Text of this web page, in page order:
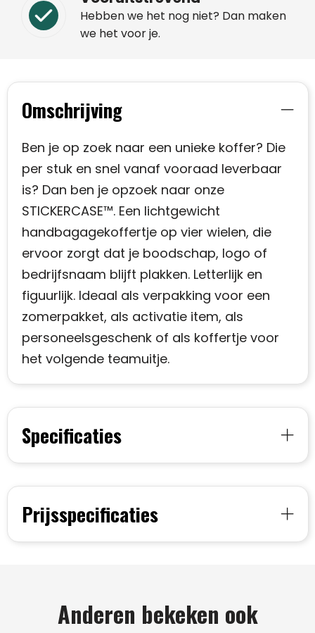
Hebben we het nog niet? Dan maken
we het voor je.
Omschrijving
Ben je op zoek naar een unieke koffer? Die
per stuk en snel vanaf vooraad leverbaar
is? Dan ben je opzoek naar onze
STICKERCASE™. Een lichtgewicht
handbagagekoffertje op vier wielen, die
ervoor zorgt dat je boodschap, logo of
bedrijfsnaam blijft plakken. Letterlijk en
figuurlijk. Ideaal als verpakking voor een
zomerpakket, als activatie item, als
personeelsgeschenk of als koffertje voor
het volgende teamuitje.
Specificaties
Prijsspecificaties
Anderen bekeken ook